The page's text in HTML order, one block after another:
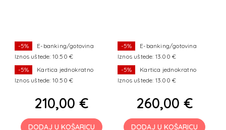
-5%
E-banking/gotovina
Iznos uštede: 10.50 €
-5%
Kartica jednokratno
Iznos uštede: 10.50 €
210,00 €
DODAJ U KOŠARICU
-5%
E-banking/gotovina
Iznos uštede: 13.00 €
-5%
Kartica jednokratno
Iznos uštede: 13.00 €
260,00 €
DODAJ U KOŠARICU